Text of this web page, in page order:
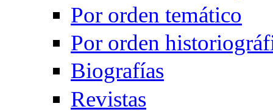
Por orden temático
Por orden
Biografías
Revistas